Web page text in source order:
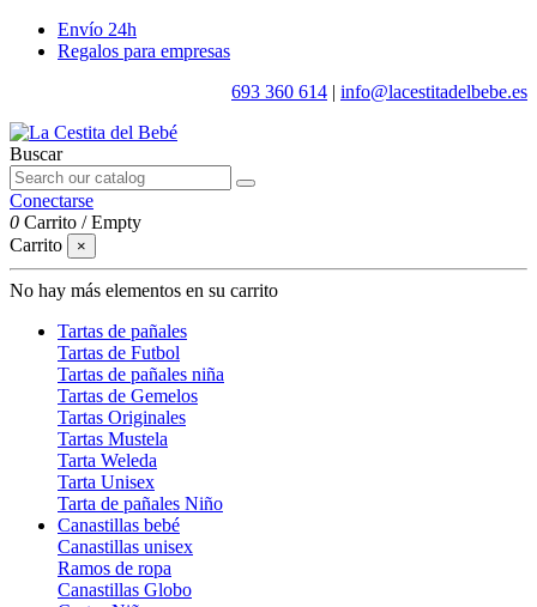
Envío 24h
Regalos para empresas
693 360 614 | info@lacestitadelbebe.es
Buscar
Conectarse
0 Carrito /Empty
Carrito
×
No hay más elementos en su carrito
Tartas de pañales
Tartas de Futbol
Tartas de pañales niña
Tartas de Gemelos
Tartas Originales
Tartas Mustela
Tarta Weleda
Tarta Unisex
Tarta de pañales Niño
Canastillas bebé
Canastillas unisex
Ramos de ropa
Canastillas Globo